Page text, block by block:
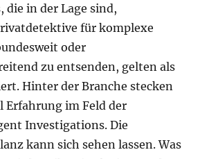
die in der Lage sind,
für komplexe
oder
zu entsenden, gelten als
Hinter der Branche stecken
Erfahrung im Feld der
Investigations. Die
kann sich sehen lassen. Was